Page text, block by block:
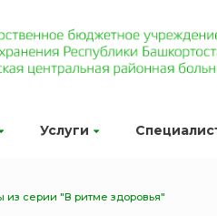
Услуги
из серии "В ритме здоровья"